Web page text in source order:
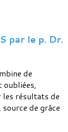
par le p. Dr.
de
oubliées,
les résultats de
de grâce